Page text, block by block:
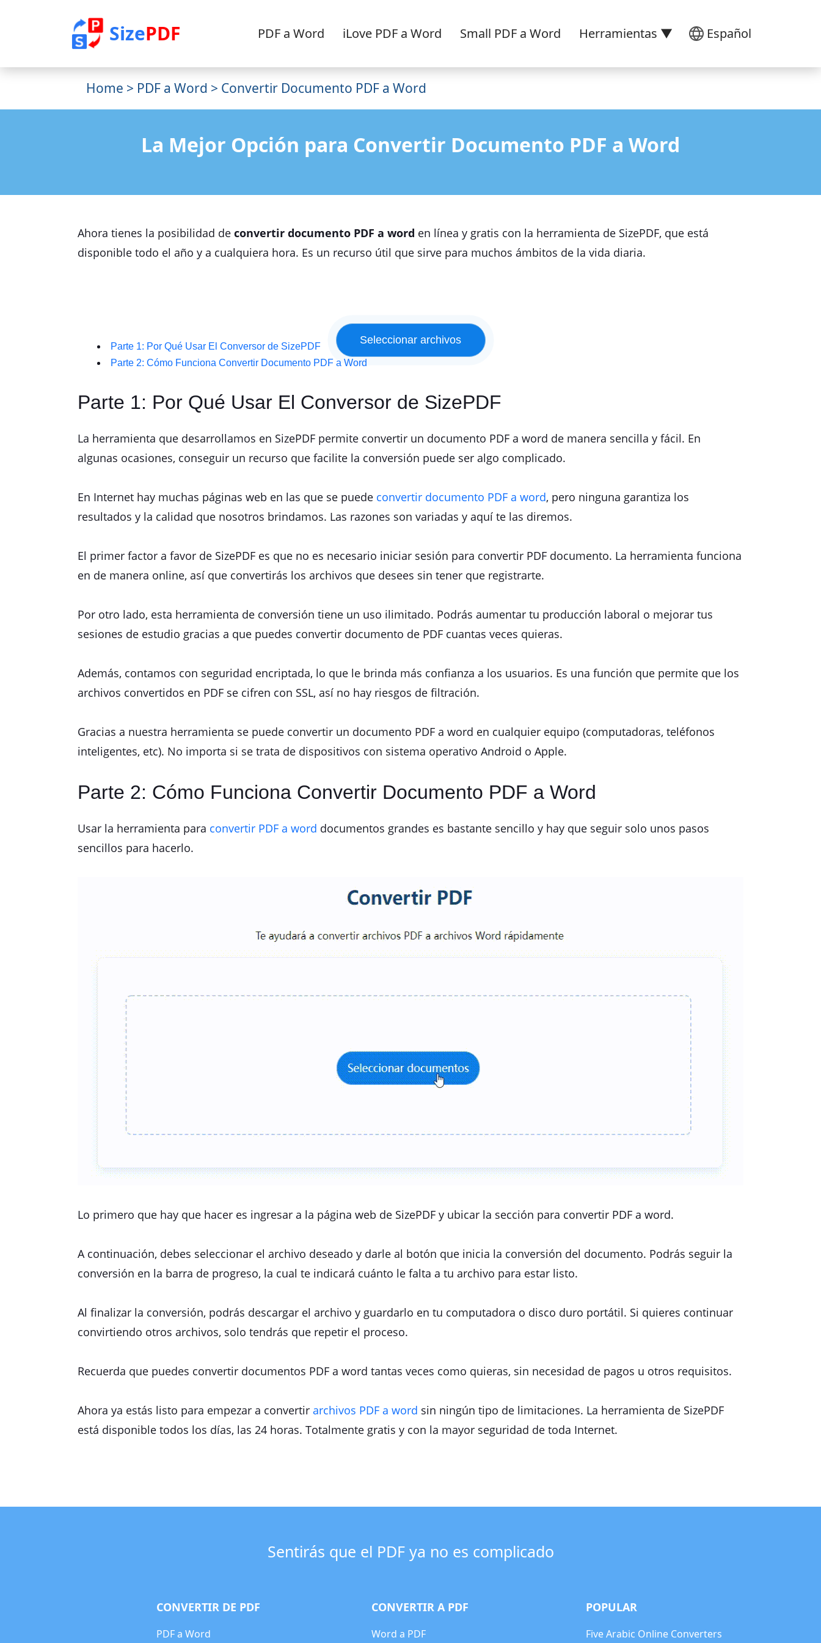
SizePDF Español
PDF a Word iLove PDF a Word Small PDF a Word Herramientas ▼
Home > PDF a Word > Convertir Documento PDF a Word
La Mejor Opción para Convertir Documento PDF a Word
Ahora tienes la posibilidad de convertir documento PDF a word en línea y gratis con la herramienta de SizePDF, que está
disponible todo el año y a cualquiera hora. Es un recurso útil que sirve para muchos ámbitos de la vida diaria.
Parte 1: Por Qué Usar El Conversor de SizePDF
Parte 2: Cómo Funciona Convertir Documento PDF a Word
Parte 1: Por Qué Usar El Conversor de SizePDF
La herramienta que desarrollamos en SizePDF permite convertir un documento PDF a word de manera sencilla y fácil. En
algunas ocasiones, conseguir un recurso que facilite la conversión puede ser algo complicado.
En Internet hay muchas páginas web en las que se puede convertir documento PDF a word, pero ninguna garantiza los
resultados y la calidad que nosotros brindamos. Las razones son variadas y aquí te las diremos.
El primer factor a favor de SizePDF es que no es necesario iniciar sesión para convertir PDF documento. La herramienta funciona
en de manera online, así que convertirás los archivos que desees sin tener que registrarte.
Por otro lado, esta herramienta de conversión tiene un uso ilimitado. Podrás aumentar tu producción laboral o mejorar tus
sesiones de estudio gracias a que puedes convertir documento de PDF cuantas veces quieras.
Además, contamos con seguridad encriptada, lo que le brinda más confianza a los usuarios. Es una función que permite que los
archivos convertidos en PDF se cifren con SSL, así no hay riesgos de filtración.
Gracias a nuestra herramienta se puede convertir un documento PDF a word en cualquier equipo (computadoras, teléfonos
inteligentes, etc). No importa si se trata de dispositivos con sistema operativo Android o Apple.
Parte 2: Cómo Funciona Convertir Documento PDF a Word
Usar la herramienta para convertir PDF a word documentos grandes es bastante sencillo y hay que seguir solo unos pasos
sencillos para hacerlo.
Lo primero que hay que hacer es ingresar a la página web de SizePDF y ubicar la sección para convertir PDF a word.
A continuación, debes seleccionar el archivo deseado y darle al botón que inicia la conversión del documento. Podrás seguir la
conversión en la barra de progreso, la cual te indicará cuánto le falta a tu archivo para estar listo.
Al finalizar la conversión, podrás descargar el archivo y guardarlo en tu computadora o disco duro portátil. Si quieres continuar
convirtiendo otros archivos, solo tendrás que repetir el proceso.
Recuerda que puedes convertir documentos PDF a word tantas veces como quieras, sin necesidad de pagos u otros requisitos.
Ahora ya estás listo para empezar a convertir archivos PDF a word sin ningún tipo de limitaciones. La herramienta de SizePDF
está disponible todos los días, las 24 horas. Totalmente gratis y con la mayor seguridad de toda Internet.
Sentirás que el PDF ya no es complicado
CONVERTIR DE PDF
PDF a Word
CONVERTIR A PDF
Word a PDF
POPULAR
Five Arabic Online Converters